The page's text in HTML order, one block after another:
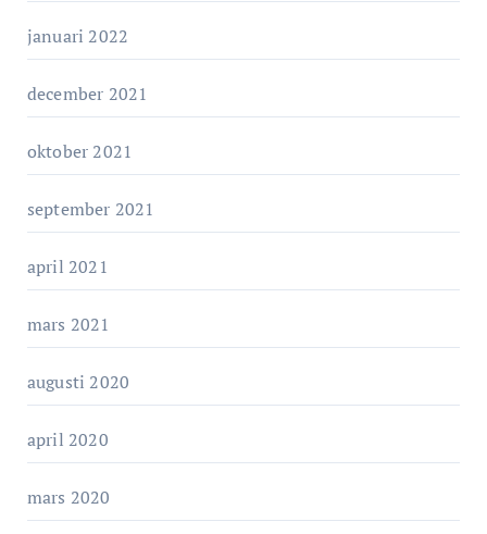
januari 2022
december 2021
oktober 2021
september 2021
april 2021
mars 2021
augusti 2020
april 2020
mars 2020